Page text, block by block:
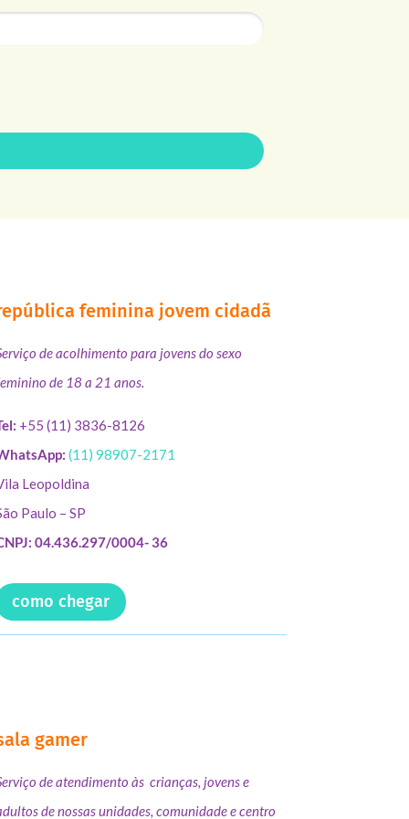
feminina jovem cidadã
de acolhimento para jovens do sexo
de 18 a 21 anos.
+55 (11) 3836-8126
(11) 98907-2171
Leopoldina
Paulo – SP
04.436.297/0004- 36
como chegar
gamer
de atendimento às crianças, jovens e
de nossas unidades, comunidade e centro